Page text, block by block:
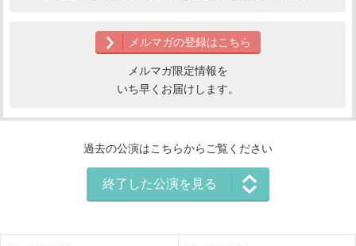
メルマガの登録はこちら
メルマガ限定情報を
いち早くお届けします。
過去の公演はこちらからご覧ください
終了した公演を見る